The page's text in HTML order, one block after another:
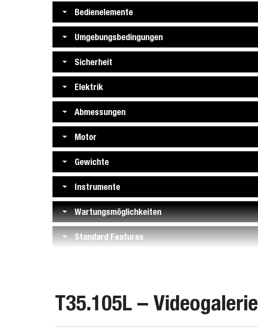
Bedienelemente
Umgebungsbedingungen
Sicherheit
Elektrik
Abmessungen
Motor
Gewichte
Instrumente
Wartungsmöglichkeiten
Standard Features
T35.105L – Videogalerie